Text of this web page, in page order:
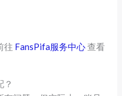
往 FansPifa服务中心查看
？